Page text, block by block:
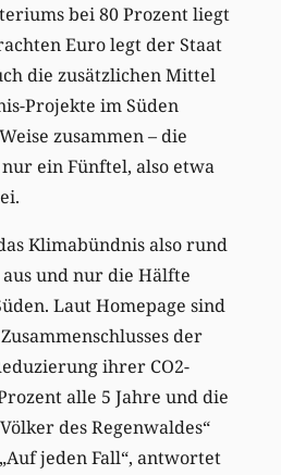
bei 80 Prozent liegt
Euro legt der Staat
die zusätzlichen Mittel
Projekte im Süden
zusammen – die
ein Fünftel, also etwa
Klimabündnis also rund
und nur die Hälfte
Laut Homepage sind
der
ihrer CO2-
alle 5 Jahre und die
des Regenwaldes“
jeden Fall“, antwortet